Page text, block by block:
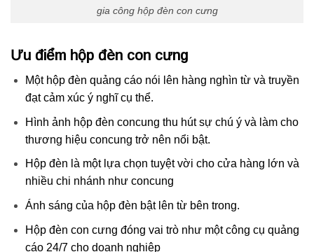
gia công hộp đèn con cưng
Ưu điểm hộp đèn con cưng
Một hộp đèn quảng cáo nói lên hàng nghìn từ và truyền
đạt cảm xúc ý nghĩ cụ thể.
Hình ảnh hộp đèn concung thu hút sự chú ý và làm cho
thương hiệu concung trở nên nổi bật.
Hộp đèn là một lựa chọn tuyệt vời cho cửa hàng lớn và
nhiều chi nhánh như concung
Ánh sáng của hộp đèn bật lên từ bên trong.
Hộp đèn con cưng đóng vai trò như một công cụ quảng
cáo 24/7 cho doanh nghiệp